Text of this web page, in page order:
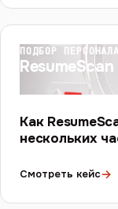
ПОДБОР ПЕРСОНАЛА
ResumeScan
Как
нескольких
Смотреть кейс→